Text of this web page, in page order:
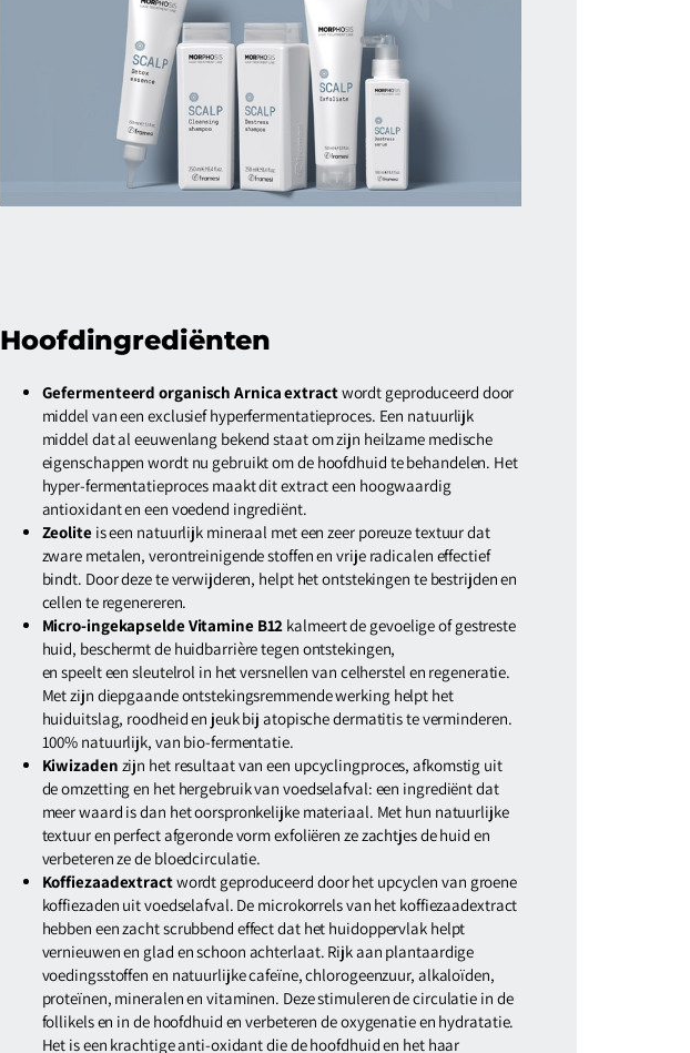
Hoofdingrediënten
Gefermenteerd organisch Arnica extractwordt geproduceerd door
middel van een exclusief hyperfermentatieproces. Een natuurlijk
middel dat al eeuwenlang bekend staat om zijn heilzame medische
eigenschappen wordt nu gebruikt om de hoofdhuid te behandelen. Het
hyper-fermentatieproces maakt dit extract een hoogwaardig
antioxidant en een voedend ingrediënt.
Zeoliteis een natuurlijk mineraal met een zeer poreuze textuur dat
zware metalen, verontreinigende stoffen en vrije radicalen effectief
bindt. Door deze te verwijderen, helpt het ontstekingen te bestrijden en
cellen te regenereren.
Micro-ingekapselde Vitamine B12 kalmeert de gevoelige of gestreste
huid, beschermt de huidbarrière tegen ontstekingen,
en speelt een sleutelrol in het versnellen van celherstel en regeneratie.
Met zijn diepgaande ontstekingsremmende werking helpt het
huiduitslag, roodheid en jeuk bij atopische dermatitis te verminderen.
100% natuurlijk, van bio-fermentatie.
Kiwizaden zijn het resultaat van een upcyclingproces, afkomstig uit
de omzetting en het hergebruik van voedselafval: een ingrediënt dat
meer waard is dan het oorspronkelijke materiaal. Met hun natuurlijke
textuur en perfect afgeronde vorm exfoliëren ze zachtjes de huid en
verbeteren ze de bloedcirculatie.
Koffiezaadextractwordt geproduceerd door het upcyclen van groene
koffiezaden uit voedselafval. De microkorrels van het koffiezaadextract
hebben een zacht scrubbend effect dat het huidoppervlak helpt
vernieuwen en glad en schoon achterlaat. Rijk aan plantaardige
voedingsstoffen en natuurlijke cafeïne, chlorogeenzuur, alkaloïden,
proteïnen, mineralen en vitaminen. Deze stimuleren de circulatie in de
follikels en in de hoofdhuid en verbeteren de oxygenatie en hydratatie.
Het is een krachtige anti-oxidant die de hoofdhuid en het haar